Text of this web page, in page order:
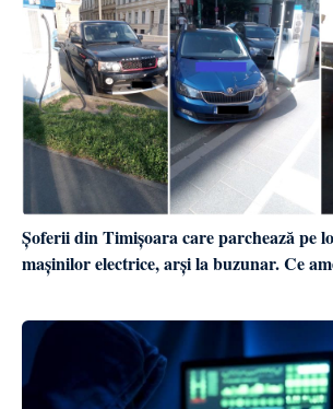
Șoferii din Timișoara care parchează pe
mașinilor electrice, arși la buzunar. Ce